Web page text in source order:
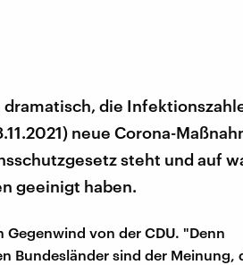
die
neue Corona-
steht und auf
geeinigt haben.
von der CDU. "Denn
Bundesländer sind der Meinung,